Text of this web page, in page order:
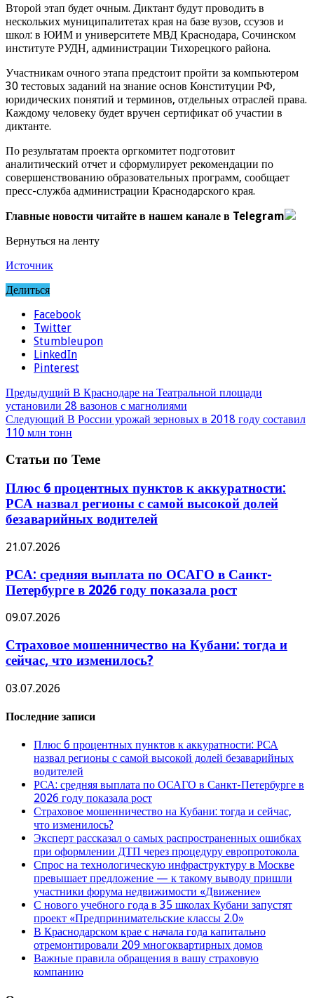
Второй этап будет очным. Диктант будут проводить в
нескольких муниципалитетах края на базе вузов, ссузов и
школ: в ЮИМ и университете МВД Краснодара, Сочинском
институте РУДН, администрации Тихорецкого района.
Участникам очного этапа предстоит пройти за компьютером
30 тестовых заданий на знание основ Конституции РФ,
юридических понятий и терминов, отдельных отраслей права.
Каждому человеку будет вручен сертификат об участии в
диктанте.
По результатам проекта оргкомитет подготовит
аналитический отчет и сформулирует рекомендации по
совершенствованию образовательных программ, сообщает
пресс-служба администрации Краснодарского края.
Главные новости читайте в нашем канале в Telegram
Вернуться на ленту
Источник
Делиться
Facebook
Twitter
Stumbleupon
LinkedIn
Pinterest
Предыдущий В Краснодаре на Театральной площади
установили 28 вазонов с магнолиями
Следующий В России урожай зерновых в 2018 году составил
110 млн тонн
Статьи по Теме
Плюс 6 процентных пунктов к аккуратности:
РСА назвал регионы с самой высокой долей
безаварийных водителей
21.07.2026
РСА: средняя выплата по ОСАГО в Санкт-
Петербурге в 2026 году показала рост
09.07.2026
Страховое мошенничество на Кубани: тогда и
сейчас, что изменилось?
03.07.2026
Последние записи
Плюс 6 процентных пунктов к аккуратности: РСА
назвал регионы с самой высокой долей безаварийных
водителей
РСА: средняя выплата по ОСАГО в Санкт-Петербурге в
2026 году показала рост
Страховое мошенничество на Кубани: тогда и сейчас,
что изменилось?
Эксперт рассказал о самых распространенных ошибках
при оформлении ДТП через процедуру европротокола
Спрос на технологическую инфраструктуру в Москве
превышает предложение — к такому выводу пришли
участники форума недвижимости «Движение»
С нового учебного года в 35 школах Кубани запустят
проект «Предпринимательские классы 2.0»
В Краснодарском крае с начала года капитально
отремонтировали 209 многоквартирных домов
Важные правила обращения в вашу страховую
компанию